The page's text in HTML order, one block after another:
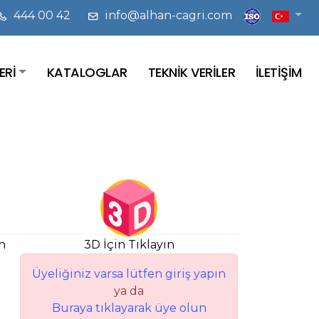
444 00 42 info@alhan-cagri.com
KATALOGLAR TEKNİK VERİLER İLETİŞİM
3D İçin Tıklayın
Üyeliğiniz varsa lütfen giriş yapın
ya da
Buraya tıklayarak üye olun